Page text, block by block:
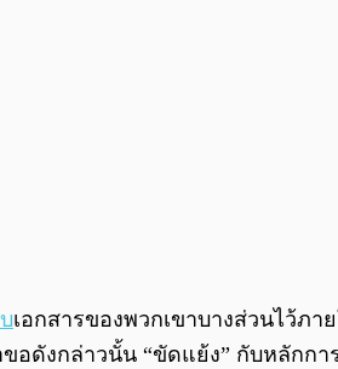
เอกสารของพวกเขาบางส่วนไว้ภ
ดังกล่าวนั้น “ขัดแย้ง” กับหลักกา